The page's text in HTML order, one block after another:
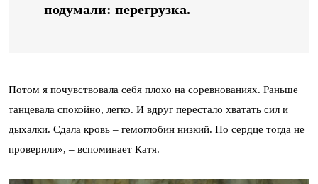
подумали: перегрузка.
Потом я почувствовала себя плохо на соревнованиях. Раньше
танцевала спокойно, легко. И вдруг перестало хватать сил и
дыхалки. Сдала кровь – гемоглобин низкий. Но сердце тогда не
проверили», – вспоминает Катя.